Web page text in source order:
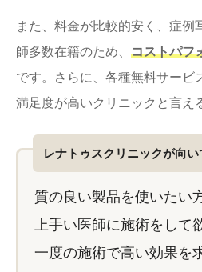
また、料金が比較的安く、症例
師多数在籍のため、 コストパフ
です。さらに、各種無料サービ
満足度が高いクリニックと言え
レナトゥスクリニックが向
質の良い製品を使いたい
上手い医師に施術をして
一度の施術で高い効果を